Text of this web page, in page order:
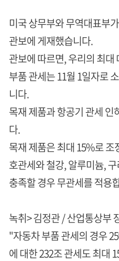
미국 상무부와 무역대표부
관보에 게재했습니다.
관보에 따르면, 우리의 최
부품 관세는 11월 1일자로
니다.
목재 제품과 항공기 관세 인
다.
목재 제품은 최대 15%로
호관세와 철강, 알루미늄,
충족할 경우 무관세를 적용
녹취> 김정관 / 산업통상부
"자동차 부품 관세의 경우
에 대한 232조 관세도 최대